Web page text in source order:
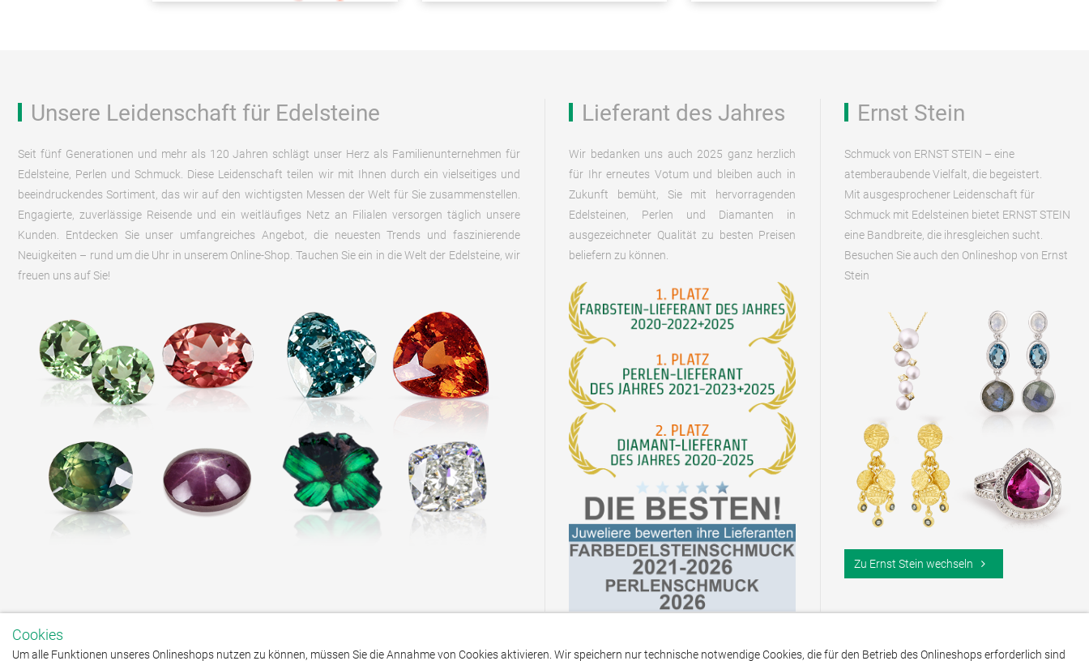
Cookies
Um alle Funktionen unseres Onlineshops nutzen zu können, müssen Sie die Annahme von Cookies aktivieren. Wir speichern nur technische notwendige Cookies, die für den Betrieb des Onlineshops erforderlich sind
Unsere Leidenschaft für Edelsteine
Seit fünf Generationen und mehr als 120 Jahren schlägt unser Herz als Familienunternehmen für
Edelsteine, Perlen und Schmuck. Diese Leidenschaft teilen wir mit Ihnen durch ein vielseitiges und
beeindruckendes Sortiment, das wir auf den wichtigsten Messen der Welt für Sie zusammenstellen.
Engagierte, zuverlässige Reisende und ein weitläufiges Netz an Filialen versorgen täglich unsere
Kunden. Entdecken Sie unser umfangreiches Angebot, die neuesten Trends und faszinierende
Neuigkeiten – rund um die Uhr in unserem Online-Shop. Tauchen Sie ein in die Welt der Edelsteine, wir
freuen uns auf Sie!
Lieferant des Jahres
Wir bedanken uns auch 2025 ganz herzlich
für Ihr erneutes Votum und bleiben auch in
Zukunft bemüht, Sie mit hervorragenden
Edelsteinen, Perlen und Diamanten in
ausgezeichneter Qualität zu besten Preisen
beliefern zu können.
Ernst Stein
Schmuck von ERNST STEIN – eine
atemberaubende Vielfalt, die begeistert.
Mit ausgesprochener Leidenschaft für
Schmuck mit Edelsteinen bietet ERNST STEIN
eine Bandbreite, die ihresgleichen sucht.
Besuchen Sie auch den Onlineshop von Ernst
Stein
Zu Ernst Stein wechseln